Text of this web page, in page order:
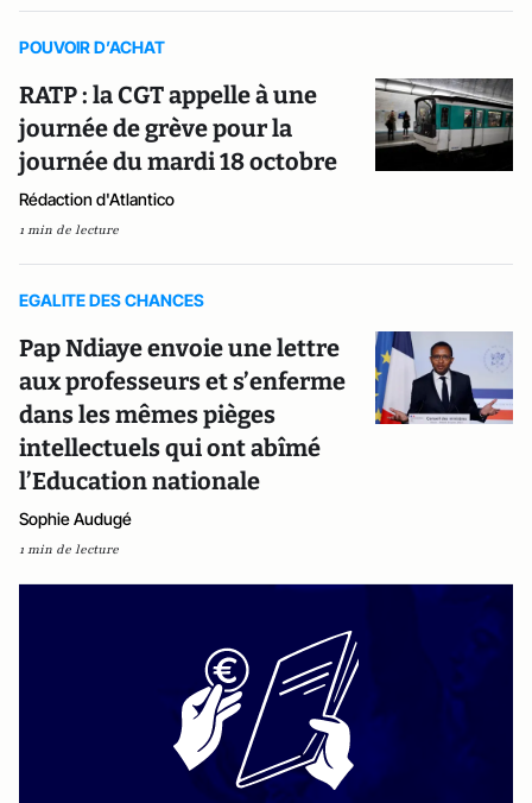
POUVOIR D’ACHAT
RATP : la CGT appelle à une
journée de grève pour la
journée du mardi 18 octobre
Rédaction d'Atlantico
1 min de lecture
EGALITE DES CHANCES
Pap Ndiaye envoie une lettre
aux professeurs et s’enferme
dans les mêmes pièges
intellectuels qui ont abîmé
l’Education nationale
Sophie Audugé
1 min de lecture